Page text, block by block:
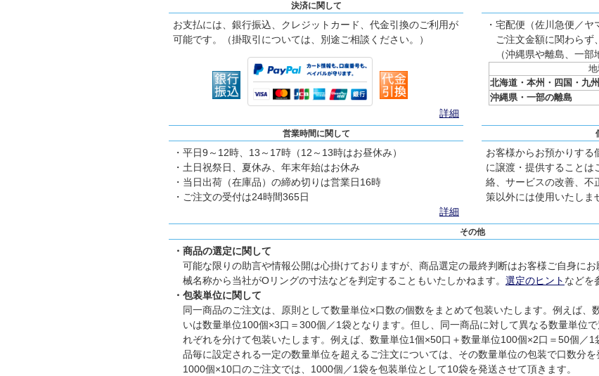
決済に関して
お支払には、銀行振込、クレジットカード、代金引換のご利用が
可能です。（掛取引については、別途ご相談ください。）
・宅配便（佐川急便／ヤ
ご注文金額に関わらず
（沖縄県や離島、一部
地
北海道・本州・四国・九州
沖縄県・一部の離島
詳細
営業時間に関して
・平日9～12時、13～17時（12～13時はお昼休み）
・土日祝祭日、夏休み、年末年始はお休み
・当日出荷（在庫品）の締め切りは営業日16時
・ご注文の受付は24時間365日
お客様からお預かりする
に譲渡・提供することは
絡、サービスの改善、不
策以外には使用いたしま
詳細
その他
・商品の選定に関して
可能な限りの助言や情報公開は心掛けておりますが、商品選定の最終判断はお客様ご自身に
械名称から当社がOリングの寸法などを判定することもいたしかねます。 選定のヒント などを
・包装単位に関して
同一商品のご注文は、原則として数量単位×口数の個数をまとめて包装いたします。例えば、
いは数量単位100個×3口＝300個／1袋となります。但し、同一商品に対して異なる数量単位
れぞれを分けて包装いたします。例えば、数量単位1個×50口＋数量単位100個×2口＝50個／
品毎に設定される一定の数量単位を超えるご注文については、その数量単位の包装で口数分
1000個×10口のご注文では、1000個／1袋を包装単位として10袋を発送させて頂きます。